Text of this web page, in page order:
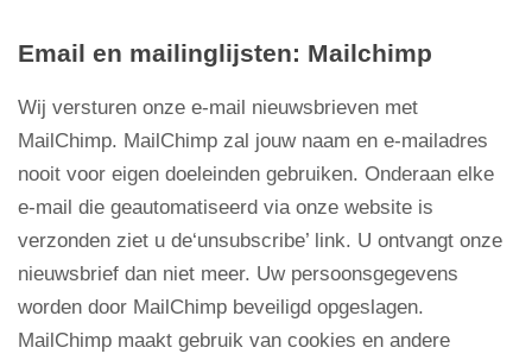
Email en mailinglijsten: Mailchimp
Wij versturen onze e-mail nieuwsbrieven met
MailChimp. MailChimp zal jouw naam en e-mailadres
nooit voor eigen doeleinden gebruiken. Onderaan elke
e-mail die geautomatiseerd via onze website is
verzonden ziet u de‘unsubscribe’ link. U ontvangt onze
nieuwsbrief dan niet meer. Uw persoonsgegevens
worden door MailChimp beveiligd opgeslagen.
MailChimp maakt gebruik van cookies en andere